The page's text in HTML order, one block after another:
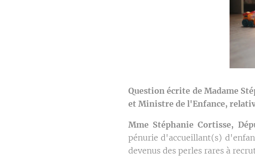
Question écrite de Madame
et Ministre de l'Enfance,
Mme Stéphanie Cortisse,
pénurie d'accueillant(s)
devenus des perles rares à